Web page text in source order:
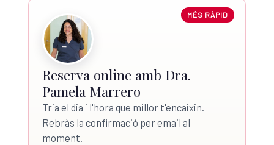
MÉS RÀPID
Reserva online amb Dra.
Pamela Marrero
Tria el dia i l'hora que millor t'encaixin.
Rebràs la confirmació per email al
moment.